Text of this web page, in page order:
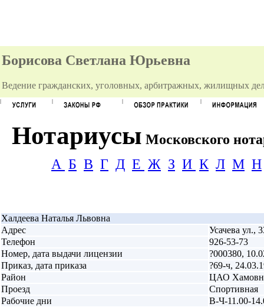
Борисова Светлана Юрьевна
Ведение гражданских, уголовных, арбитражных, жилищных
Нотариусы Московского
А Б В Г Д Е Ж З И К Л М Н
Халдеева Наталья Львовна
Адрес
Усачева ул.,
Телефон
926-53-73
Номер, дата выдачи лицензии
?000380,
Приказ, дата приказа
?69-ч,
Район
ЦАО
Проезд
Спортивная
Рабочие дни
В-Ч-11.00-